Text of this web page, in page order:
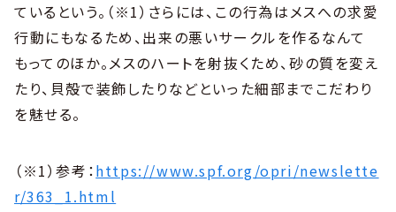
ているという。（※1）さらには、この行為はメスへの求愛
行動にもなるため、出来の悪いサークルを作るなんて
もってのほか。メスのハートを射抜くため、砂の質を変え
たり、貝殻で装飾したりなどといった細部までこだわり
を魅せる。
（※1）参考：https://www.spf.org/opri/newslette
r/363_1.html